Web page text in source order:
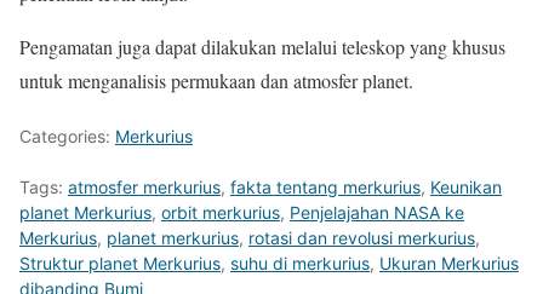
Pengamatan juga dapat dilakukan melalui teleskop yang khusus
untuk menganalisis permukaan dan atmosfer planet.
Categories: Merkurius
Tags: atmosfer merkurius, fakta tentang merkurius, Keunikan
planet Merkurius, orbit merkurius, Penjelajahan NASA ke
Merkurius, planet merkurius, rotasi dan revolusi merkurius,
Struktur planet Merkurius, suhu di merkurius, Ukuran Merkurius
dibanding Bumi